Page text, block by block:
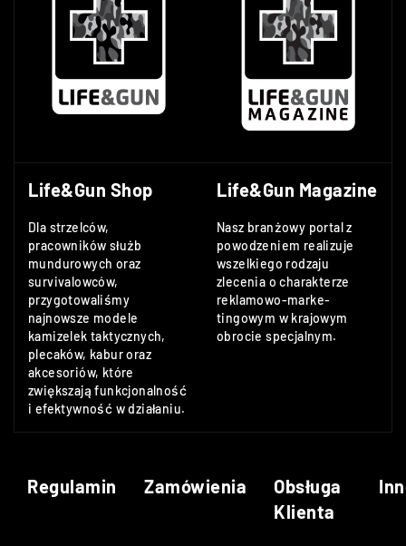
Life&Gun Shop
Dla strzelców,
pracowników służb
mundurowych oraz
survivalowców,
przygotowaliśmy
najnowsze modele
kamizelek taktycznych,
plecaków, kabur oraz
akcesoriów, które
zwiększają funkcjonalność
i efektywność w działaniu.
Life&Gun Magazine
Nasz branżowy portal z
powodzeniem realizuje
wszelkiego rodzaju
zlecenia o charakterze
reklamowo-marke-
tingowym w krajowym
obrocie specjalnym.
Regulamin Zamówienia
Obsługa
Klienta